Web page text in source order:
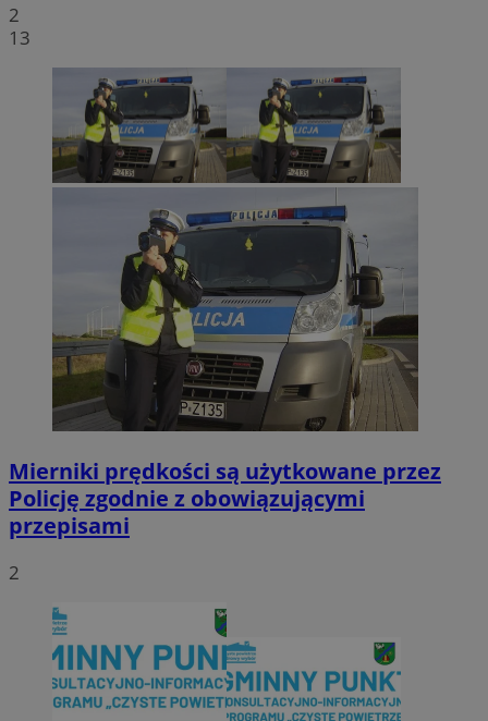
2
13
Mierniki prędkości są użytkowane przez
Policję zgodnie z obowiązującymi
przepisami
2